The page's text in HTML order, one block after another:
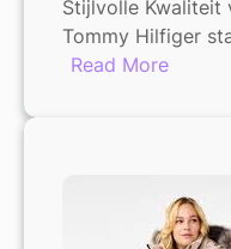
Stijlvolle Kwaliteit
Tommy Hilfiger
Read More:
Sale: